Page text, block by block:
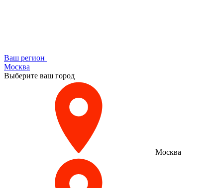
Ваш регион
Москва
Выберите ваш город
Москва